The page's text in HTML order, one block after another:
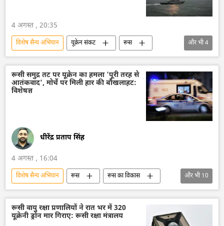
4 अगस्त , 20:35
विशेष सैन्य अभियान यूक्रेन संकट
रूस
रूसी सेना
यूक्रेन
रक्षा मंत्रालय (MoD)
काला सागर
और भी4
रूसी समुद्र तट पर यूक्रेन का हमला 'पूरी तरह से
आतंकवाद', मोर्चे पर मिली हार की बौखलाहट:
विशेषज्ञ
धीरेंद्र प्रताप सिंह
4 अगस्त , 16:04
विशेष सैन्य अभियान रूस
रूस का विकास
मास्को
यूक्रेन
यूक्रेन सशस्त्र बल
ड्रोन
ड्रोन हमला
विशेषज्ञ
आतंकवादी
आतंकी संगठन
आतंकी हमले
और भी10
रूसी वायु रक्षा प्रणालियों ने रात भर में 320
यूक्रेनी ड्रोन मार गिराए: रूसी रक्षा मंत्रालय